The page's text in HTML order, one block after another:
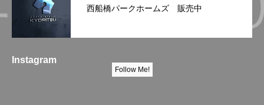
西船橋パークホームズ 販売中
Instagram
Follow Me!